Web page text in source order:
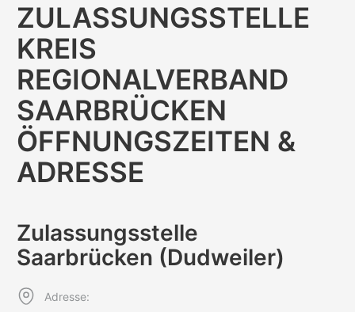
ZULASSUNGS­STELLE
KREIS
REGIONALVERBAND
SAARBRÜCKEN
ÖFFNUNGS­ZEITEN &
ADRESSE
Zulassungs­stelle
Saarbrücken (Dudweiler)
Adresse: